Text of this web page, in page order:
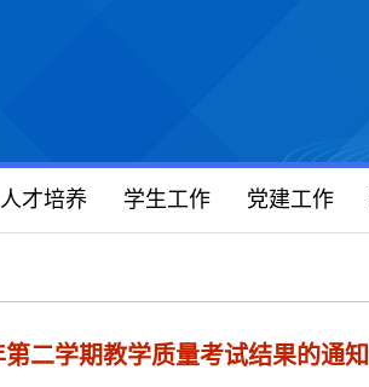
人才培养 学生工作 党建工作
二学期教学质量考试结果的通知